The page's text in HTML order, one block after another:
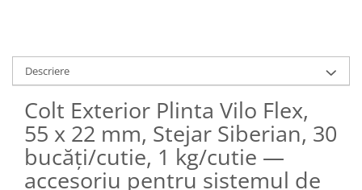
Descriere
Colt Exterior Plinta Vilo Flex,
55 x 22 mm, Stejar Siberian, 30
bucăți/cutie, 1 kg/cutie —
accesoriu pentru sistemul de